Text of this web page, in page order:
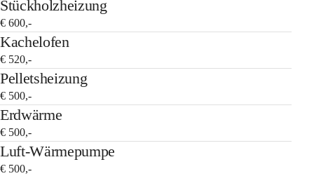
Stückholzheizung
€ 600,-
Kachelofen
€ 520,-
Pelletsheizung
€ 500,-
Erdwärme
€ 500,-
Luft-Wärmepumpe
€ 500,-